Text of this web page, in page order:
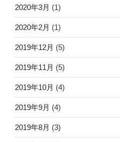
2020年3月 (1)
2020年2月 (1)
2019年12月 (5)
2019年11月 (5)
2019年10月 (4)
2019年9月 (4)
2019年8月 (3)